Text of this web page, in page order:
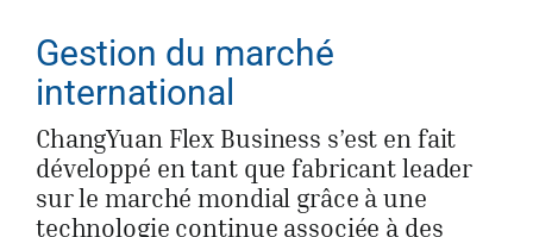
Gestion du marché
international
ChangYuan Flex Business s’est en fait
développé en tant que fabricant leader
sur le marché mondial grâce à une
technologie continue associée à des